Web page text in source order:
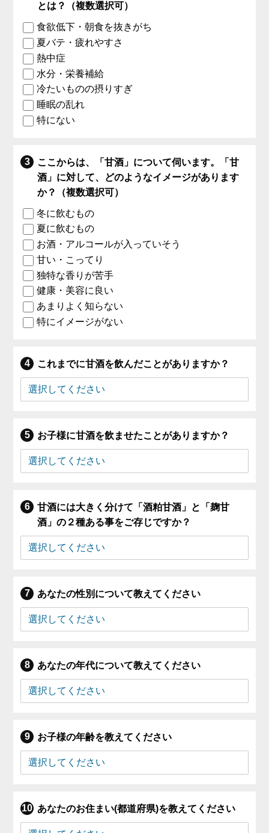
とは？（複数選択可）
食欲低下・朝食を抜きがち
夏バテ・疲れやすさ
熱中症
水分・栄養補給
冷たいものの摂りすぎ
睡眠の乱れ
特にない
ここからは、「甘酒」について伺います。「甘
酒」に対して、どのようなイメージがあります
か？（複数選択可）
冬に飲むもの
夏に飲むもの
お酒・アルコールが入っていそう
甘い・こってり
独特な香りが苦手
健康・美容に良い
あまりよく知らない
特にイメージがない
これまでに甘酒を飲んだことがありますか？
お子様に甘酒を飲ませたことがありますか？
甘酒には大きく分けて「酒粕甘酒」と「麹甘
酒」の２種ある事をご存じですか？
あなたの性別について教えてください
あなたの年代について教えてください
お子様の年齢を教えてください
あなたのお住まい(都道府県)を教えてください